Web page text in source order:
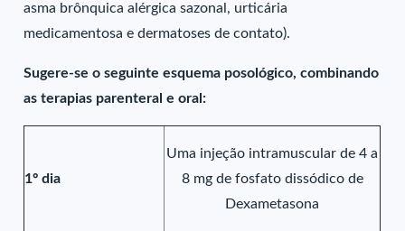
asma brônquica alérgica sazonal, urticária
medicamentosa e dermatoses de contato).
Sugere-se o seguinte esquema posológico, combinando
as terapias parenteral e oral:
1º dia
Uma injeção intramuscular de 4 a
8 mg de fosfato dissódico de
Dexametasona